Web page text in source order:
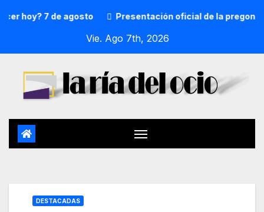
7 de agosto Presentación oficial de la pregonera y
Vie. Ago 7th, 2026
DESTACADAS